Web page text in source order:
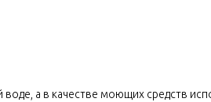
а в качестве моющих средств